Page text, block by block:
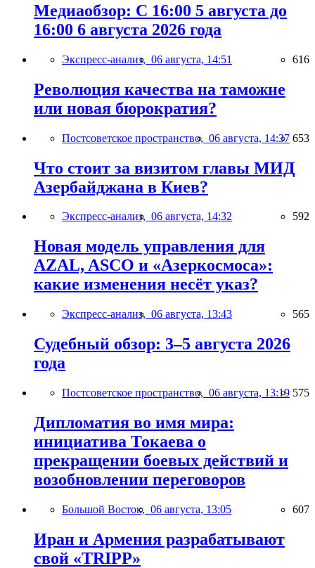
Медиаобзор: С 16:00 5 августа до
16:00 6 августа 2026 года
Экспресс-анализ, 06 августа, 14:51 616
Революция качества на таможне
или новая бюрократия?
Постсоветское пространство, 06 августа, 14:37 653
Что стоит за визитом главы МИД
Азербайджана в Киев?
Экспресс-анализ, 06 августа, 14:32 592
Новая модель управления для
AZAL, ASCO и «Азеркосмоса»:
какие изменения несёт указ?
Экспресс-анализ, 06 августа, 13:43 565
Судебный обзор: 3–5 августа 2026
года
Постсоветское пространство, 06 августа, 13:19 575
Дипломатия во имя мира:
инициатива Токаева о
прекращении боевых действий и
возобновлении переговоров
Большой Восток, 06 августа, 13:05 607
Иран и Армения разрабатывают
свой «TRIPP»